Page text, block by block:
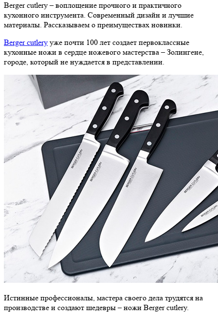
Berger cutlery – воплощение прочного и практичного
кухонного инструмента. Современный дизайн и лучшие
материалы. Рассказываем о преимуществах новинки.
Berger cutlery уже почти 100 лет создает первоклассные
кухонные ножи в сердце ножевого мастерства – Золингене,
городе, который не нуждается в представлении.
Истинные профессионалы, мастера своего дела трудятся на
производстве и создают шедевры – ножи Berger cutlery.